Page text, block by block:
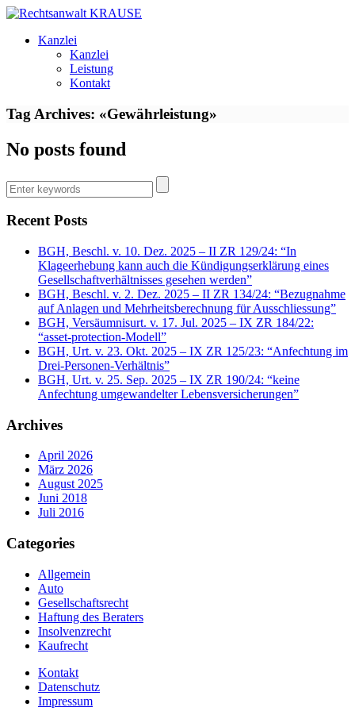
Kanzlei
Kanzlei
Leistung
Kontakt
Tag Archives: «Gewährleistung»
No posts found
Recent Posts
BGH, Beschl. v. 10. Dez. 2025 – II ZR 129/24: “In
Klageerhebung kann auch die Kündigungserklärung eines
Gesellschaftverhältnisses gesehen werden”
BGH, Beschl. v. 2. Dez. 2025 – II ZR 134/24: “Bezugnahme
auf Anlagen und Mehrheitsberechnung für Ausschliessung”
BGH, Versäumnisurt. v. 17. Jul. 2025 – IX ZR 184/22:
“asset-protection-Modell”
BGH, Urt. v. 23. Okt. 2025 – IX ZR 125/23: “Anfechtung im
Drei-Personen-Verhältnis”
BGH, Urt. v. 25. Sep. 2025 – IX ZR 190/24: “keine
Anfechtung umgewandelter Lebensversicherungen”
Archives
April 2026
März 2026
August 2025
Juni 2018
Juli 2016
Categories
Allgemein
Auto
Gesellschaftsrecht
Haftung des Beraters
Insolvenzrecht
Kaufrecht
Kontakt
Datenschutz
Impressum